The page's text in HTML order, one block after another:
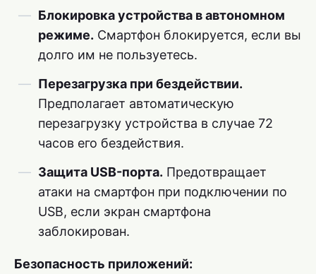
Блокировка устройства в автономном
режиме. Смартфон блокируется, если вы
долго им не пользуетесь.
Перезагрузка при бездействии.
Предполагает автоматическую
перезагрузку устройства в случае 72
часов его бездействия.
Защита USB-порта. Предотвращает
атаки на смартфон при подключении по
USB, если экран смартфона
заблокирован.
Безопасность приложений: